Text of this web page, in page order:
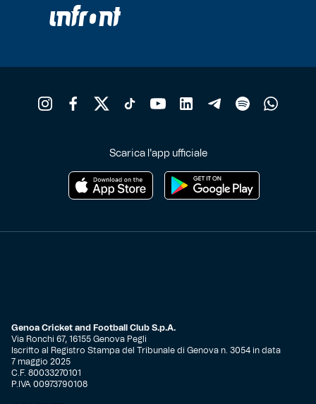
Scarica l'app ufficiale
Genoa Cricket and Football Club S.p.A.
Via Ronchi 67, 16155 Genova Pegli
Iscritto al Registro Stampa del Tribunale di Genova n. 3054 in data
7 maggio 2025
C.F. 80033270101
P.IVA 00973790108